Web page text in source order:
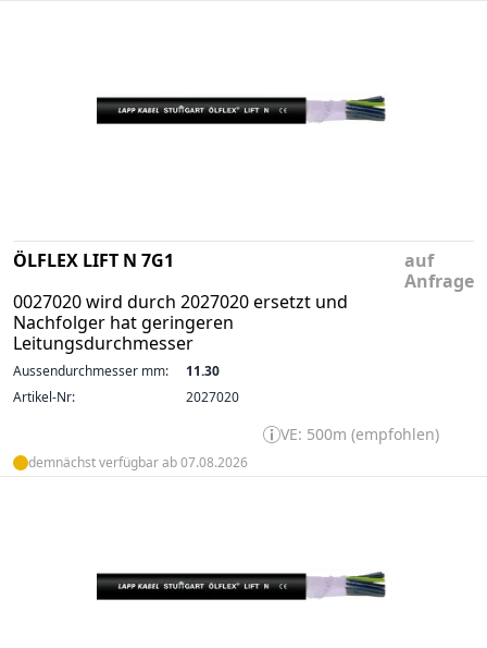
ÖLFLEX LIFT N 7G1
0027020 wird durch 2027020 ersetzt und
Nachfolger hat geringeren
Leitungsdurchmesser
auf
Anfrage
Aussendurchmesser mm:
11.30
Artikel-Nr:
2027020
VE: 500m (empfohlen)
demnächst verfügbar ab 07.08.2026